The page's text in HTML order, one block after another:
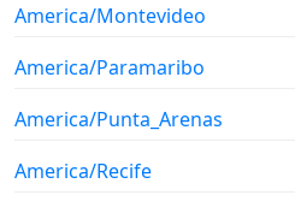
America/Montevideo
America/Paramaribo
America/Punta_Arenas
America/Recife